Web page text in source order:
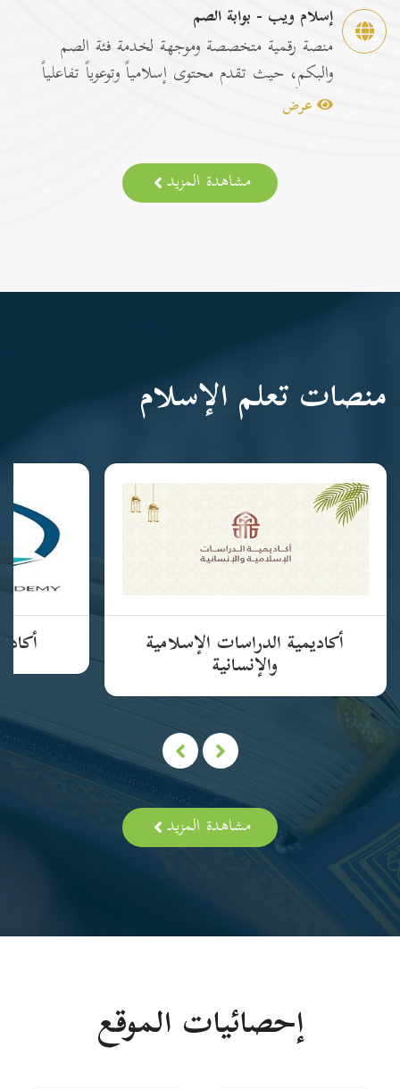
إسلام ويب - بوابة الصم
منصة رقمية متخصصة وموجهة لخدمة فئة الصم
والبكم، حيث تقدم محتوى إسلامياً وتوعوياً تفاعلياً
مترجماً با...
عرض
مشاهدة المزيد
منصات تعلم الإسلام
أكاديمية الدراسات الإسلامية
والإنسانية
مشاهدة المزيد
إحصائيات الموقع